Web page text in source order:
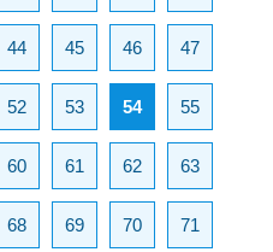
44 45 46 47
52 53 54 55
60 61 62 63
68 69 70 71